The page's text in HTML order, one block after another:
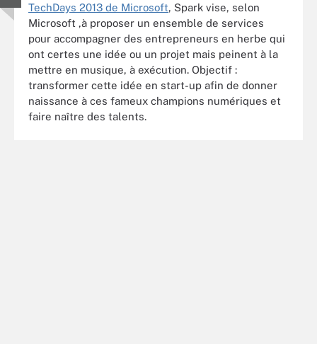
TechDays 2013 de Microsoft, Spark vise, selon
Microsoft ,à proposer un ensemble de services
pour accompagner des entrepreneurs en herbe qui
ont certes une idée ou un projet mais peinent à la
mettre en musique, à exécution. Objectif :
transformer cette idée en start-up afin de donner
naissance à ces fameux champions numériques et
faire naître des talents.